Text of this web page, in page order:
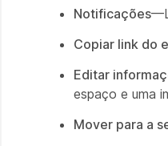
Notificações
Copiar link do
Editar
espaço e uma
Mover para a